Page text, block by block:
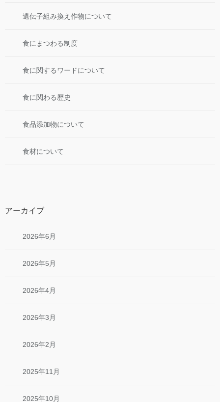
遺伝子組み換え作物について
食にまつわる制度
食に関するワードについて
食に関わる歴史
食品添加物について
食材について
アーカイブ
2026年6月
2026年5月
2026年4月
2026年3月
2026年2月
2025年11月
2025年10月